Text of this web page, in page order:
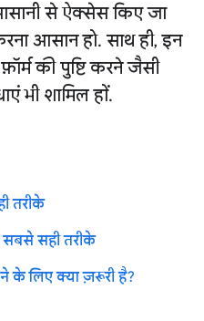
से ऐक्सेस किए जा
आसान हो. साथ ही, इन
की पुष्टि करने जैसी
भी शामिल हों.
तरीके
सही तरीके
लिए क्या ज़रूरी है?